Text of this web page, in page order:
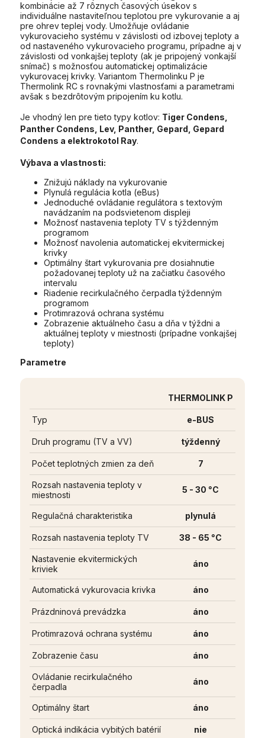
kombinácie až 7 rôznych časových úsekov s
individuálne nastaviteľnou teplotou pre vykurovanie a aj
pre ohrev teplej vody. Umožňuje ovládanie
vykurovacieho systému v závislosti od izbovej teploty a
od nastaveného vykurovacieho programu, prípadne aj v
závislosti od vonkajšej teploty (ak je pripojený vonkajší
snímač) s možnosťou automatickej optimalizácie
vykurovacej krivky. Variantom Thermolinku P je
Thermolink RC s rovnakými vlastnosťami a parametrami
avšak s bezdrôtovým pripojením ku kotlu.
Je vhodný len pre tieto typy kotlov: Tiger Condens,
Panther Condens, Lev, Panther, Gepard, Gepard
Condens a elektrokotol Ray.
Výbava a vlastnosti:
Znižujú náklady na vykurovanie
Plynulá regulácia kotla (eBus)
Jednoduché ovládanie regulátora s textovým
navádzaním na podsvietenom displeji
Možnosť nastavenia teploty TV s týždenným
programom
Možnosť navolenia automatickej ekvitermickej
krivky
Optimálny štart vykurovania pre dosiahnutie
požadovanej teploty už na začiatku časového
intervalu
Riadenie recirkulačného čerpadla týždenným
programom
Protimrazová ochrana systému
Zobrazenie aktuálneho času a dňa v týždni a
aktuálnej teploty v miestnosti (prípadne vonkajšej
teploty)
Parametre
THERMOLINK P
Typ e-BUS
Druh programu (TV a VV) týždenný
Počet teplotných zmien za deň 7
Rozsah nastavenia teploty v
miestnosti
5 - 30 °C
Regulačná charakteristika plynulá
Rozsah nastavenia teploty TV 38 - 65 °C
Nastavenie ekvitermických
kriviek
áno
Automatická vykurovacia krivka áno
Prázdninová prevádzka áno
Protimrazová ochrana systému áno
Zobrazenie času áno
Ovládanie recirkulačného
čerpadla
áno
Optimálny štart áno
Optická indikácia vybitých batérií nie